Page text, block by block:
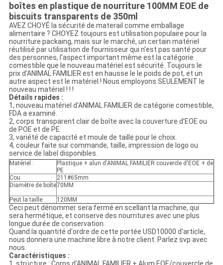
boîtes en plastique de nourriture 100MM EOE de
biscuits transparents de 350ml
AVEZ CHOYÉ la sécurité de materail comme emballage
alimentaire ? CHOYEZ toujours est utilisation populaire pour la
nourriture packaing, mais sur le marché, un certain matériel
réutilisé par utilisation de fournisseur qui n'est pas santé pour
des personnes, l'aspect important même est la catégorie
comestible que le nouveau matériel est sécurité. Toujours le
prix d'ANIMAL FAMILIER est en hausse le le poids de pot, et un
autre aspect est le matériel ! Nous employons SEULEMENT le
nouveau matériel ! ! !
Détails rapides :
1, nouveau matériel d'ANIMAL FAMILIER de catégorie comestible,
FDA a examiné.
2, corps transparent clair de boîte avec la couverture d'EOE ou
de POE et de PE
3, variété de capacité et moule de taille pour le choix.
4, couleur faite sur commande, taille, impression de logo ou
service de label disponibles.
Matériel :
Plastique + alun d'ANIMAL FAMILIER couvercle d'EOE + de
PE
Cou
211#65mm
Diamètre de boîte
:
70MM
Peut la taille 120MM
Ceci peut dénommer sera fermé en scellant la machine, qui
sera hermétique, et conserve des nourritures avec une plus
longue durée de conservation.
Quand la quantité d'ordre de cette portée USD10000 d'article,
nous donnera une machine libre à notre client. Parlez svp avec
nous.
Caractéristiques :